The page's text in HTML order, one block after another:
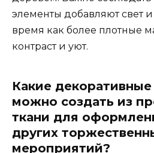
элементы добавляют свет и
время как более плотные
контраст и уют.
Какие
можно создать из
ткани для
других
мероприятий?